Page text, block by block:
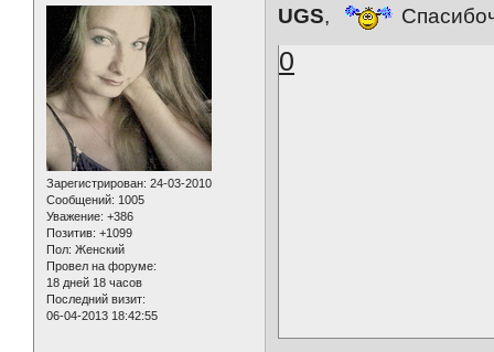
Зарегистрирован: 24-03-2010
Сообщений: 1005
Уважение: +386
Позитив: +1099
Пол: Женский
Провел на форуме:
18 дней 18 часов
Последний визит:
06-04-2013 18:42:55
UGS,
0